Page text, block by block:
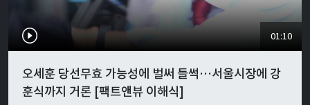
01:10
오세훈 당선무효 가능성에 벌써 들썩…서울시장에 강
훈식까지 거론 [팩트앤뷰 이해식]